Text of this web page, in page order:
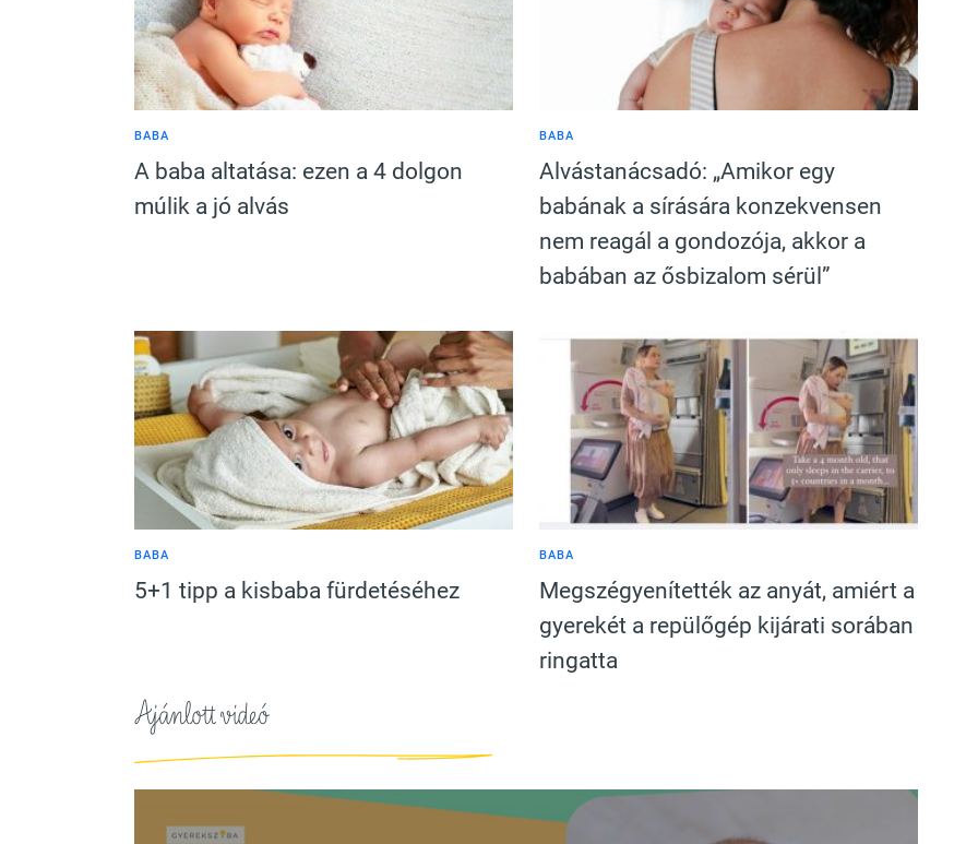
BABA
A baba altatása: ezen a 4 dolgon
múlik a jó alvás
BABA
Alvástanácsadó: „Amikor egy
babának a sírására konzekvensen
nem reagál a gondozója, akkor a
babában az ősbizalom sérül”
BABA
5+1 tipp a kisbaba fürdetéséhez
BABA
Megszégyenítették az anyát, amiért a
gyerekét a repülőgép kijárati sorában
ringatta
Ajánlott videó